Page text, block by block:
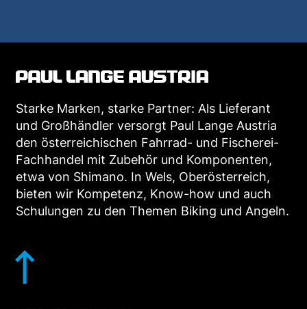
Starke Marken, starke Partner: Als Lieferant
und Großhändler versorgt Paul Lange Austria
den österreichischen Fahrrad- und Fischerei-
Fachhandel mit Zubehör und Komponenten,
etwa von Shimano. In Wels, Oberösterreich,
bieten wir Kompetenz, Know-how und auch
Schulungen zu den Themen Biking und Angeln.